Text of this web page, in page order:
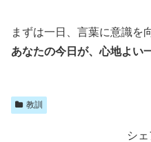
まずは一日、言葉に意識を
あなたの今日が、心地よい
教訓
シ